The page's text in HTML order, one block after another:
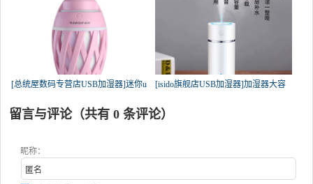
[总统屋数码专营店USB加湿器]迷你u [isido旗舰店USB加湿器]加湿器大容
留言与评论（共有 0 条评论）
昵称：